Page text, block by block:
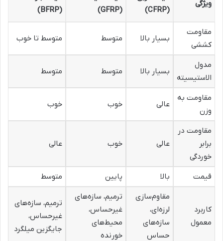
ویژگی
(CFRP)
(GFRP)
(BFRP)
مقاومت
کششی
بسیار بالا متوسط متوسط تا خوب
مدول
الاستیسیته
بسیار بالا متوسط متوسط
مقاومت به
وزن
عالی خوب خوب
مقاومت در
برابر
خوردگی
عالی خوب عالی
قیمت بالا پایین متوسط
کاربرد
معمول
مقاوم‌سازی
لرزه‌ای،
سازه‌های
حساس
ترمیم، سازه‌های
غیرحساس،
محیط‌های
خورنده
ترمیم، سازه‌های
غیرحساس،
جایگزین میلگرد